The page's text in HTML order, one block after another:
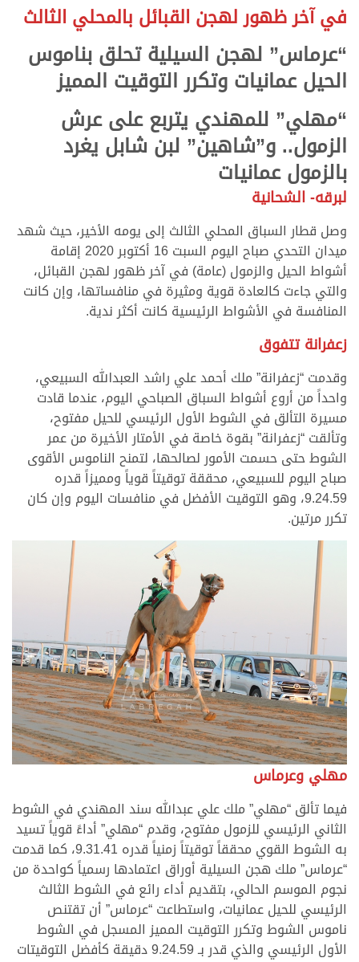
في آخر ظهور لهجن القبائل بالمحلي الثالث
“عرماس” لهجن السيلية تحلق بناموس
الحيل عمانيات وتكرر التوقيت المميز
“مهلي” للمهندي يتربع على عرش
الزمول.. و”شاهين” لبن شابل يغرد
بالزمول عمانيات
لبرقه- الشحانية
وصل قطار السباق المحلي الثالث إلى يومه الأخير، حيث شهد
ميدان التحدي صباح اليوم السبت 16 أكتوبر 2020 إقامة
أشواط الحيل والزمول (عامة) في آخر ظهور لهجن القبائل،
والتي جاءت كالعادة قوية ومثيرة في منافساتها، وإن كانت
المنافسة في الأشواط الرئيسية كانت أكثر ندية.
زعفرانة تتفوق
وقدمت “زعفرانة” ملك أحمد علي راشد العبدالله السبيعي،
واحداً من أروع أشواط السباق الصباحي اليوم، عندما قادت
مسيرة التألق في الشوط الأول الرئيسي للحيل مفتوح،
وتألقت “زعفرانة” بقوة خاصة في الأمتار الأخيرة من عمر
الشوط حتى حسمت الأمور لصالحها، لتمنح الناموس الأقوى
صباح اليوم للسبيعي، محققة توقيتاً قوياً ومميزاً قدره
9.24.59، وهو التوقيت الأفضل في منافسات اليوم وإن كان
تكرر مرتين.
مهلي وعرماس
فيما تألق “مهلي” ملك علي عبدالله سند المهندي في الشوط
الثاني الرئيسي للزمول مفتوح، وقدم “مهلي” أداءً قوياً تسيد
به الشوط القوي محققاً توقيتاً زمنياً قدره 9.31.41، كما قدمت
“عرماس” ملك هجن السيلية أوراق اعتمادها رسمياً كواحدة من
نجوم الموسم الحالي، بتقديم أداء رائع في الشوط الثالث
الرئيسي للحيل عمانيات، واستطاعت “عرماس” أن تقتنص
ناموس الشوط وتكرر التوقيت المميز المسجل في الشوط
الأول الرئيسي والذي قدر بـ 9.24.59 دقيقة كأفضل التوقيتات